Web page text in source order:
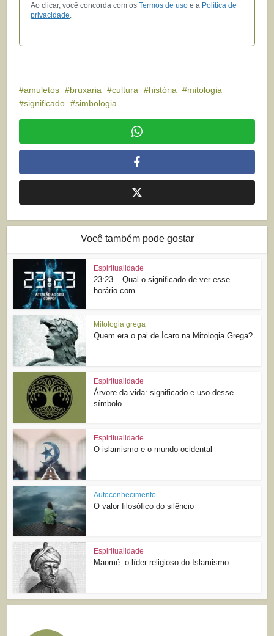
Ao clicar, você concorda com osTermos de uso e a Política de
privacidade
amuletos bruxaria cultura história
mitologia
significado
simbologia
Você também pode gostar
Espiritualidade
23:23 – Qual o significado de ver esse
horário com...
Mitologia grega
Quem era o pai de Ícaro na Mitologia Grega?
Espiritualidade
Árvore da vida: significado e uso desse
símbolo...
Espiritualidade
O islamismo e o mundo ocidental
Autoconhecimento
O valor filosófico do silêncio
Espiritualidade
Maomé: o líder religioso do Islamismo